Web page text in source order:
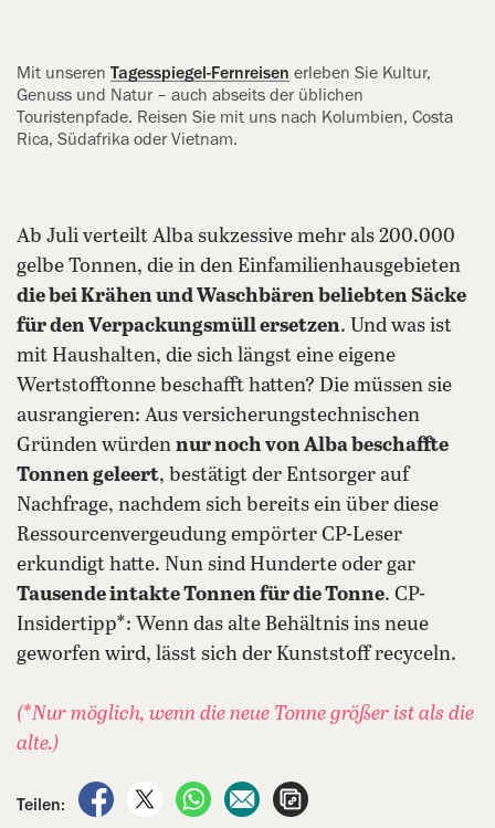
Mit unseren Tagesspiegel-Fernreisen erleben Sie Kultur,
Genuss und Natur – auch abseits der üblichen
Touristenpfade. Reisen Sie mit uns nach Kolumbien, Costa
Rica, Südafrika oder Vietnam.
Ab Juli verteilt Alba sukzessive mehr als 200.000
gelbe Tonnen, die in den Einfamilienhausgebieten
die bei Krähen und Waschbären beliebten Säcke
für den Verpackungsmüll ersetzen. Und was ist
mit Haushalten, die sich längst eine eigene
Wertstofftonne beschafft hatten? Die müssen sie
ausrangieren: Aus versicherungstechnischen
Gründen würden nur noch von Alba beschaffte
Tonnen geleert, bestätigt der Entsorger auf
Nachfrage, nachdem sich bereits ein über diese
Ressourcenvergeudung empörter CP-Leser
erkundigt hatte. Nun sind Hunderte oder gar
Tausende intakte Tonnen für die Tonne. CP-
Insidertipp*: Wenn das alte Behältnis ins neue
geworfen wird, lässt sich der Kunststoff recyceln.
(*Nur möglich, wenn die neue Tonne größer ist als die
alte.)
Teilen:
auf Facebook teilen
auf X teilenper WhatsApp teilen
per E-Mail teilen